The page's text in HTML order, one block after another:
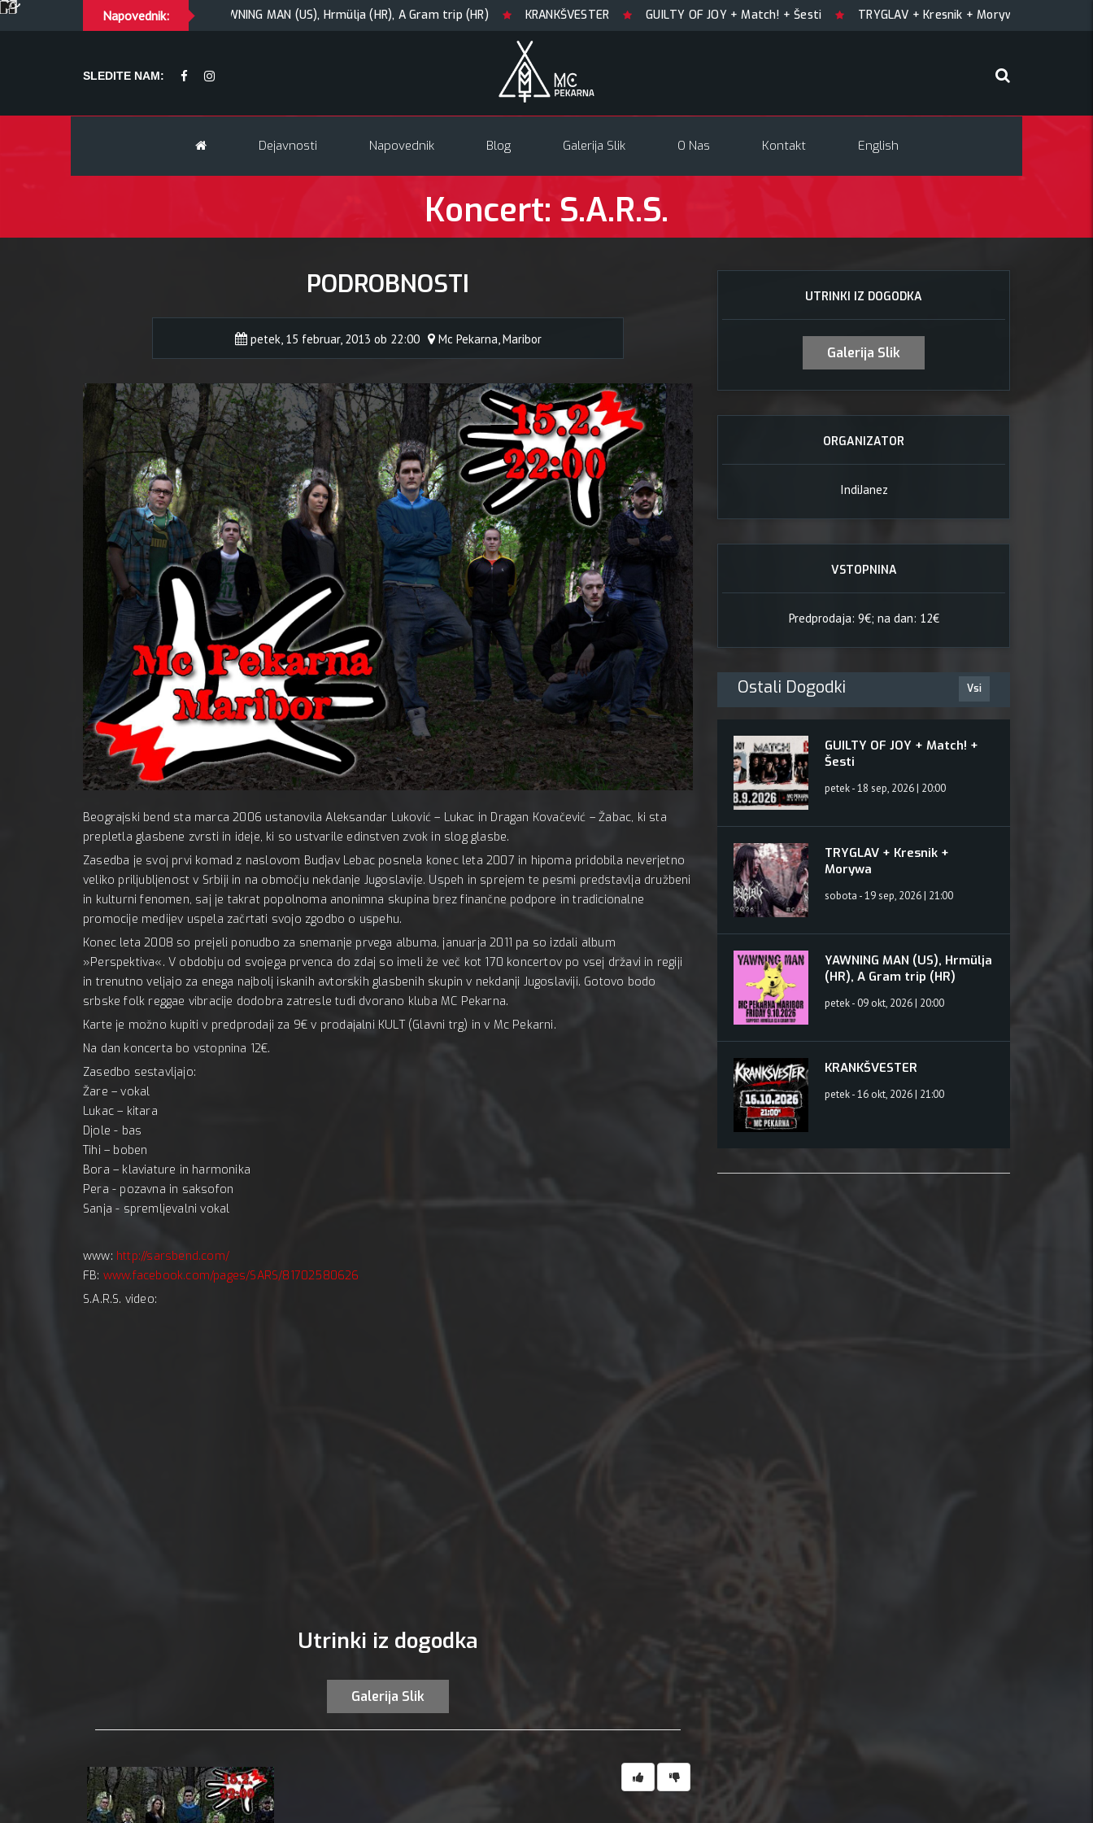
Napovednik:
+ Kresnik + Morywa YAWNING MAN (US), Hrmülja (HR), A Gram trip (HR) KRANKŠVESTER GUILTY OF JOY + Match! + Šesti TRYGLAV + Kresnik + Morywa YAWNING
SLEDITE NAM:
Dejavnosti Napovednik Blog Galerija Slik O Nas Kontakt English
Koncert: S.A.R.S.
PODROBNOSTI
petek, 15 februar, 2013 ob 22:00 Mc Pekarna, Maribor
15 februar, 2013
Mc Pekarna,
Beograjski bend sta marca 2006 ustanovila Aleksandar Luković – Lukac in Dragan Kovačević – Žabac, ki sta
prepletla glasbene zvrsti in ideje, ki so ustvarile edinstven zvok in slog glasbe.
Zasedba je svoj prvi komad z naslovom Budjav Lebac posnela konec leta 2007 in hipoma pridobila neverjetno
veliko priljubljenost v Srbiji in na območju nekdanje Jugoslavije. Uspeh in sprejem te pesmi predstavlja družbeni
in kulturni fenomen, saj je takrat popolnoma anonimna skupina brez finančne podpore in tradicionalne
promocije medijev uspela začrtati svojo zgodbo o uspehu.
Konec leta 2008 so prejeli ponudbo za snemanje prvega albuma, januarja 2011 pa so izdali album
»Perspektiva«. V obdobju od svojega prvenca do zdaj so imeli že več kot 170 koncertov po vsej državi in regiji
in trenutno veljajo za enega najbolj iskanih avtorskih glasbenih skupin v nekdanji Jugoslaviji. Gotovo bodo
srbske folk reggae vibracije dodobra zatresle tudi dvorano kluba MC Pekarna.
Karte je možno kupiti v predprodaji za 9€ v prodajalni KULT (Glavni trg) in v Mc Pekarni.
Na dan koncerta bo vstopnina 12€.
Zasedbo sestavljajo:
Žare – vokal
Lukac – kitara
Djole - bas
Tihi – boben
Bora – klaviature in harmonika
Pera - pozavna in saksofon
Sanja - spremljevalni vokal
www: http://sarsbend.com/
FB: www.facebook.com/pages/SARS/81702580626
S.A.R.S. video:
Utrinki iz dogodka
Galerija Slik
UTRINKI IZ DOGODKA
Galerija Slik
ORGANIZATOR
IndiJanez
VSTOPNINA
Predprodaja: 9€; na dan: 12€
Ostali Dogodki Vsi
GUILTY OF JOY + Match! +
Šesti
petek - 18 sep, 2026 | 20:00
TRYGLAV + Kresnik +
Morywa
sobota - 19 sep, 2026 | 21:00
YAWNING MAN (US), Hrmülja
(HR), A Gram trip (HR)
petek - 09 okt, 2026 | 20:00
KRANKŠVESTER
petek - 16 okt, 2026 | 21:00